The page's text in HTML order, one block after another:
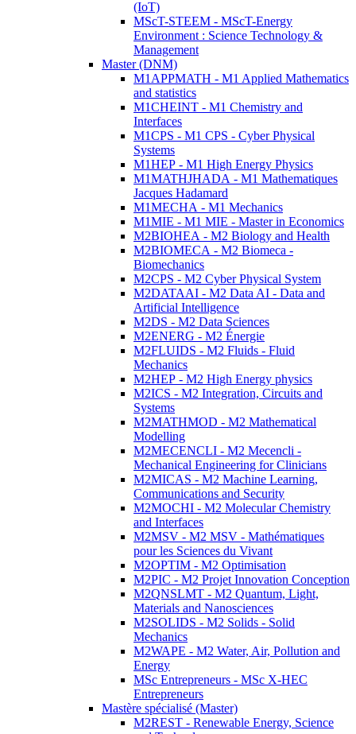
(IoT)
MScT-STEEM - MScT-Energy
Environment : Science Technology &
Management
Master (DNM)
M1APPMATH - M1 Applied Mathematics
and statistics
M1CHEINT - M1 Chemistry and
Interfaces
M1CPS - M1 CPS - Cyber Physical
Systems
M1HEP - M1 High Energy Physics
M1MATHJHADA - M1 Mathematiques
Jacques Hadamard
M1MECHA - M1 Mechanics
M1MIE - M1 MIE - Master in Economics
M2BIOHEA - M2 Biology and Health
M2BIOMECA - M2 Biomeca -
Biomechanics
M2CPS - M2 Cyber Physical System
M2DATAAI - M2 Data AI - Data and
Artificial Intelligence
M2DS - M2 Data Sciences
M2ENERG - M2 Énergie
M2FLUIDS - M2 Fluids - Fluid
Mechanics
M2HEP - M2 High Energy physics
M2ICS - M2 Integration, Circuits and
Systems
M2MATHMOD - M2 Mathematical
Modelling
M2MECENCLI - M2 Mecencli -
Mechanical Engineering for Clinicians
M2MICAS - M2 Machine Learning,
Communications and Security
M2MOCHI - M2 Molecular Chemistry
and Interfaces
M2MSV - M2 MSV - Mathématiques
pour les Sciences du Vivant
M2OPTIM - M2 Optimisation
M2PIC - M2 Projet Innovation Conception
M2QNSLMT - M2 Quantum, Light,
Materials and Nanosciences
M2SOLIDS - M2 Solids - Solid
Mechanics
M2WAPE - M2 Water, Air, Pollution and
Energy
MSc Entrepreneurs - MSc X-HEC
Entrepreneurs
Mastère spécialisé (Master)
M2REST - Renewable Energy, Science